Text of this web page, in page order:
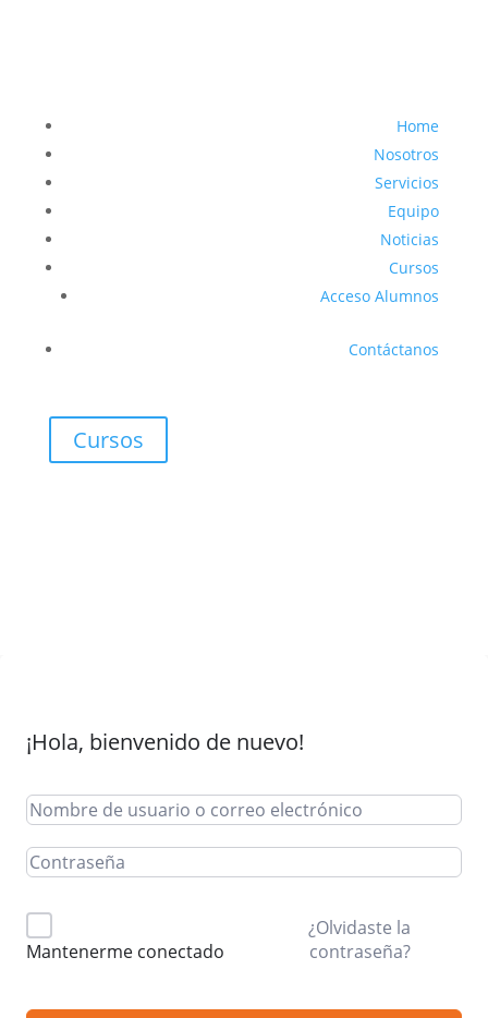
Home
Nosotros
Servicios
Equipo
Noticias
Cursos
Acceso Alumnos
Contáctanos
Cursos
¡Hola, bienvenido de nuevo!
Mantenerme conectado
¿Olvidaste la
contraseña?